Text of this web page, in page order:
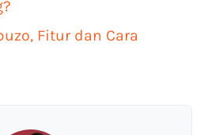
Fitur dan Cara